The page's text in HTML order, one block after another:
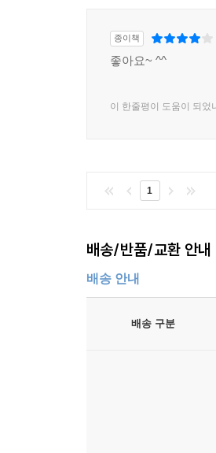
종이책
좋아요~ ^^
이 한줄평이 도움이 되었
1
배송/반품/교환 안내
배송 안내
배송 구분